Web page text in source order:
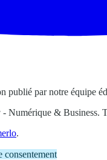
publié par notre équipe
Numérique & Business.
.
consentement